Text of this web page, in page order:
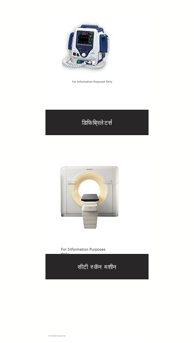
डिफिब्रिलेटर्स
सीटी स्कॅन मशीन